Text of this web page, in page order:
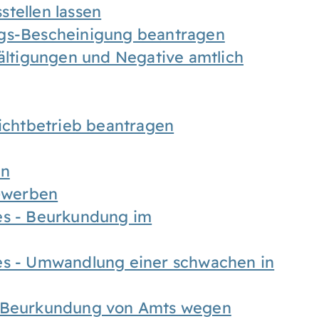
lassen
Bescheinigung beantragen
und Negative amtlich
beantragen
- Beurkundung im
- Umwandlung einer schwachen in
von Amts wegen